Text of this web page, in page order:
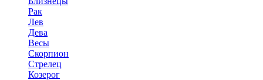
Рак
Лев
Дева
Весы
Скорпион
Стрелец
Козерог